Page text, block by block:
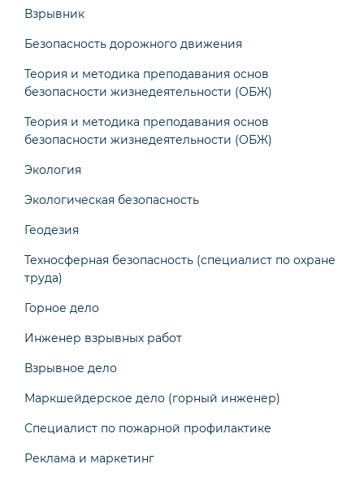
Взрывник
Безопасность дорожного движения
Теория и методика преподавания основ
безопасности жизнедеятельности (ОБЖ)
Теория и методика преподавания основ
безопасности жизнедеятельности (ОБЖ)
Экология
Экологическая безопасность
Геодезия
Техносферная безопасность (специалист по охране
труда)
Горное дело
Инженер взрывных работ
Взрывное дело
Маркшейдерское дело (горный инженер)
Специалист по пожарной профилактике
Реклама и маркетинг